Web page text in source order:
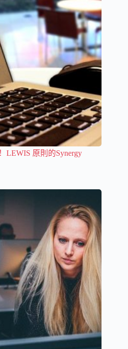
LEWIS 原則的Synergy